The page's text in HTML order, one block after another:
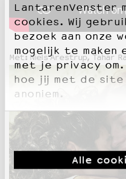
LantarenVenster
cookies. Wij
bezoek aan onze
mogelijk te maken
met je privacy
hoe jij met de
anoniem.
Alle
Met: Niels Arestrup, Tahar